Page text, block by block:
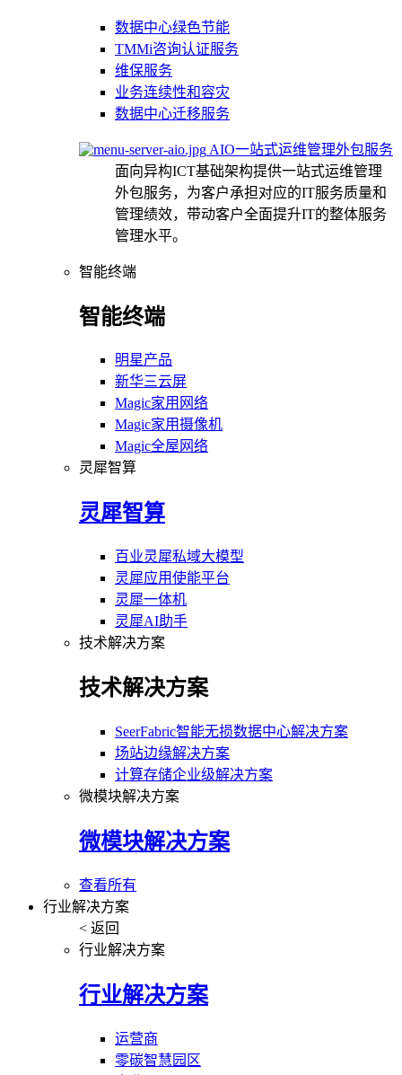
数据中心绿色节能
TMMi咨询认证服务
维保服务
业务连续性和容灾
数据中心迁移服务
AIO一站式运维管理外包服务
面向异构ICT基础架构提供一站式运维管理
外包服务，为客户承担对应的IT服务质量和
管理绩效，带动客户全面提升IT的整体服务
管理水平。
智能终端
智能终端
明星产品
新华三云屏
Magic家用网络
Magic家用摄像机
Magic全屋网络
灵犀智算
灵犀智算
百业灵犀私域大模型
灵犀应用使能平台
灵犀一体机
灵犀AI助手
技术解决方案
技术解决方案
SeerFabric智能无损数据中心解决方案
场站边缘解决方案
计算存储企业级解决方案
微模块解决方案
微模块解决方案
查看所有
行业解决方案
< 返回
行业解决方案
行业解决方案
运营商
零碳智慧园区